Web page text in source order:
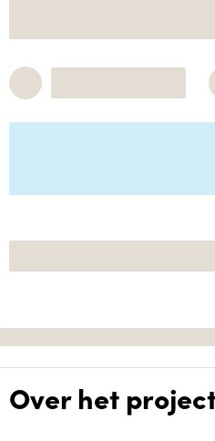
Over het